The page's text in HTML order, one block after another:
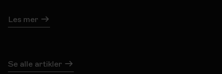
Les mer
Se alle artikler